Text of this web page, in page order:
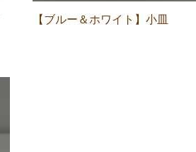
【ブルー＆ホワイト】小皿